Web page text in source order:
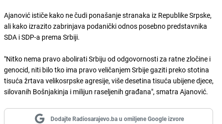
Ajanović ističe kako ne čudi ponašanje stranaka iz Republike Srpske,
ali kako izrazito zabrinjava podanički odnos posebno predstavnika
SDA i SDP-a prema Srbiji.
"Nitko nema pravo abolirati Srbiju od odgovornosti za ratne zločine i
genocid, niti bilo tko ima pravo veličanjem Srbije gaziti preko stotina
tisuća žrtava velikosrpske agresije, više desetina tisuća ubijene djece,
silovanih Bošnjakinja i milijun raseljenih građana", smatra Ajanović.
Dodajte Radiosarajevo.ba u omiljene Google izvore